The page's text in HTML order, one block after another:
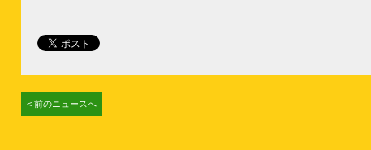
< 前のニュースへ